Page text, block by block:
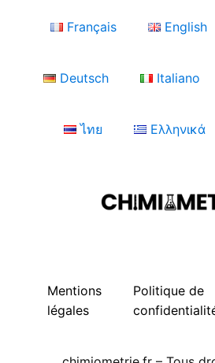
Français English
Deutsch Italiano
ไทย Ελληνικά
Mentions
légales
Politique de